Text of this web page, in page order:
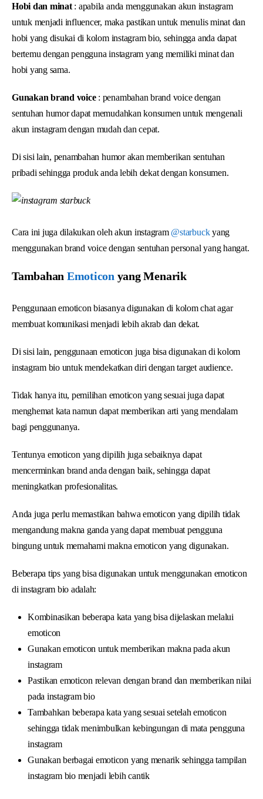
Hobi dan minat: apabila anda menggunakan akun instagram
untuk menjadi influencer, maka pastikan untuk menulis minat dan
hobi yang disukai di kolom instagram bio, sehingga anda dapat
bertemu dengan pengguna instagram yang memiliki minat dan
hobi yang sama.
Gunakan brand voice: penambahan brand voice dengan
sentuhan humor dapat memudahkan konsumen untuk mengenali
akun instagram dengan mudah dan cepat.
Di sisi lain, penambahan humor akan memberikan sentuhan
pribadi sehingga produk anda lebih dekat dengan konsumen.
Cara ini juga dilakukan oleh akun instagram @starbuckyang
menggunakan brand voice dengan sentuhan personal yang hangat.
Tambahan Emoticon yang Menarik
Penggunaan emoticon biasanya digunakan di kolom chat agar
membuat komunikasi menjadi lebih akrab dan dekat.
Di sisi lain, penggunaan emoticon juga bisa digunakan di kolom
instagram bio untuk mendekatkan diri dengan target audience.
Tidak hanya itu, pemilihan emoticon yang sesuai juga dapat
menghemat kata namun dapat memberikan arti yang mendalam
bagi penggunanya.
Tentunya emoticon yang dipilih juga sebaiknya dapat
mencerminkan brand anda dengan baik, sehingga dapat
meningkatkan profesionalitas.
Anda juga perlu memastikan bahwa emoticon yang dipilih tidak
mengandung makna ganda yang dapat membuat pengguna
bingung untuk memahami makna emoticon yang digunakan.
Beberapa tips yang bisa digunakan untuk menggunakan emoticon
di instagram bio adalah:
Kombinasikan beberapa kata yang bisa dijelaskan melalui
emoticon
Gunakan emoticon untuk memberikan makna pada akun
instagram
Pastikan emoticon relevan dengan brand dan memberikan nilai
pada instagram bio
Tambahkan beberapa kata yang sesuai setelah emoticon
sehingga tidak menimbulkan kebingungan di mata pengguna
instagram
Gunakan berbagai emoticon yang menarik sehingga tampilan
instagram bio menjadi lebih cantik